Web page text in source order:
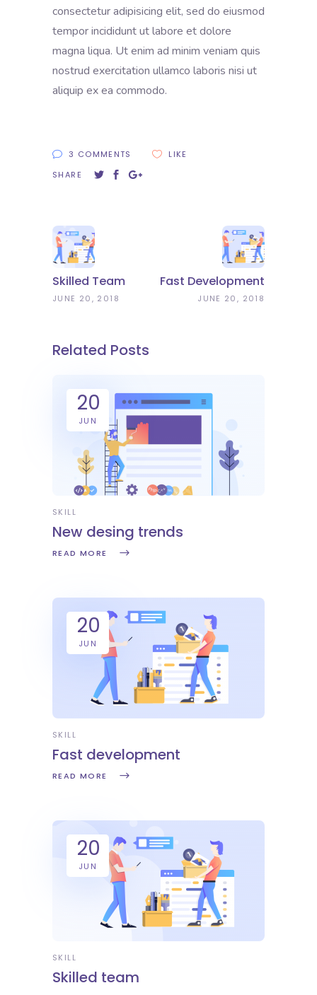
consectetur adipisicing elit, sed do eiusmod
tempor incididunt ut labore et dolore
magna liqua. Ut enim ad minim veniam quis
nostrud exercitation ullamco laboris nisi ut
aliquip ex ea commodo.
3 COMMENTS
LIKE
SHARE
Skilled Team
JUNE 20, 2018
Fast Development
JUNE 20, 2018
Related Posts
20
JUN
SKILL
New desing trends
READ MORE
20
JUN
SKILL
Fast development
READ MORE
20
JUN
SKILL
Skilled team